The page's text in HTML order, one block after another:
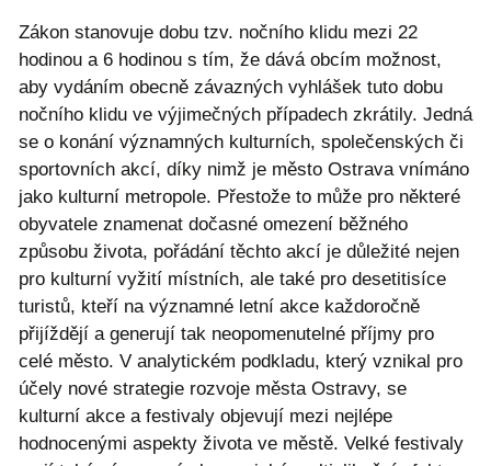
Zákon stanovuje dobu tzv. nočního klidu mezi 22
hodinou a 6 hodinou s tím, že dává obcím možnost,
aby vydáním obecně závazných vyhlášek tuto dobu
nočního klidu ve výjimečných případech zkrátily. Jedná
se o konání významných kulturních, společenských či
sportovních akcí, díky nimž je město Ostrava vnímáno
jako kulturní metropole. Přestože to může pro některé
obyvatele znamenat dočasné omezení běžného
způsobu života, pořádání těchto akcí je důležité nejen
pro kulturní vyžití místních, ale také pro desetitisíce
turistů, kteří na významné letní akce každoročně
přijíždějí a generují tak neopomenutelné příjmy pro
celé město. V analytickém podkladu, který vznikal pro
účely nové strategie rozvoje města Ostravy, se
kulturní akce a festivaly objevují mezi nejlépe
hodnocenými aspekty života ve městě. Velké festivaly